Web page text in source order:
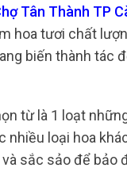
Tân Thành TP
hoa tươi chất
biến thành tác
từ là 1 loạt
nhiều loại hoa
sắc sảo để bảo